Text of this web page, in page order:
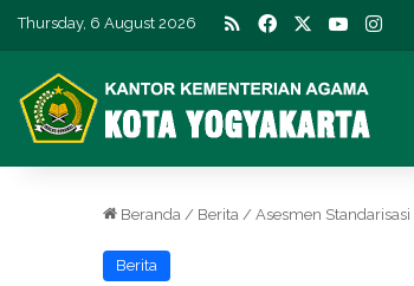
Thursday, 6 August 2026 RSS Facebook YouTube
Beranda / Berita / Asesmen
Berita